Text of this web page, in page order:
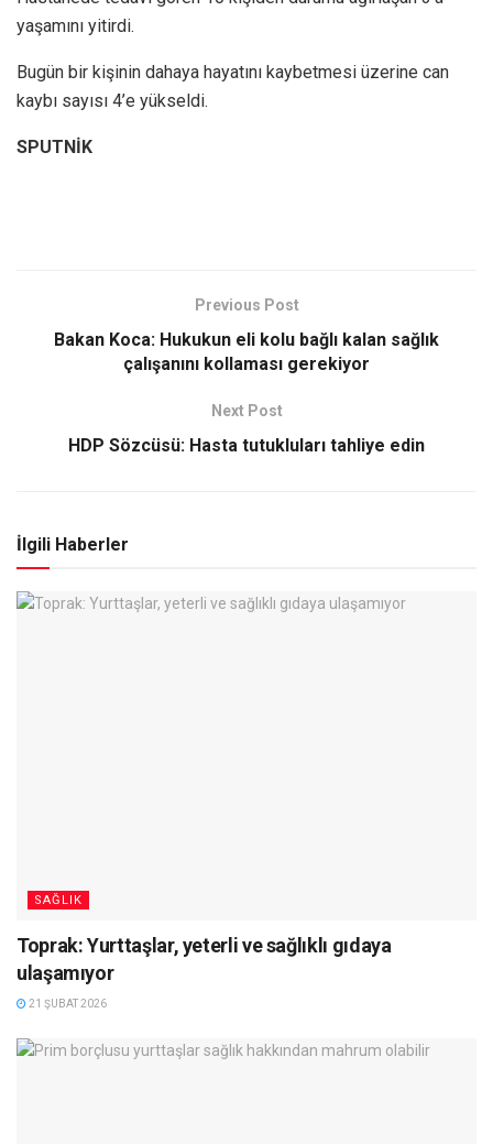
yaşamını yitirdi.
Bugün bir kişinin dahaya hayatını kaybetmesi üzerine can
kaybı sayısı 4’e yükseldi.
SPUTNİK
Previous Post
Bakan Koca: Hukukun eli kolu bağlı kalan sağlık
çalışanını kollaması gerekiyor
Next Post
HDP Sözcüsü: Hasta tutukluları tahliye edin
İlgili Haberler
SAĞLIK
Toprak: Yurttaşlar, yeterli ve sağlıklı gıdaya
ulaşamıyor
21 ŞUBAT 2026